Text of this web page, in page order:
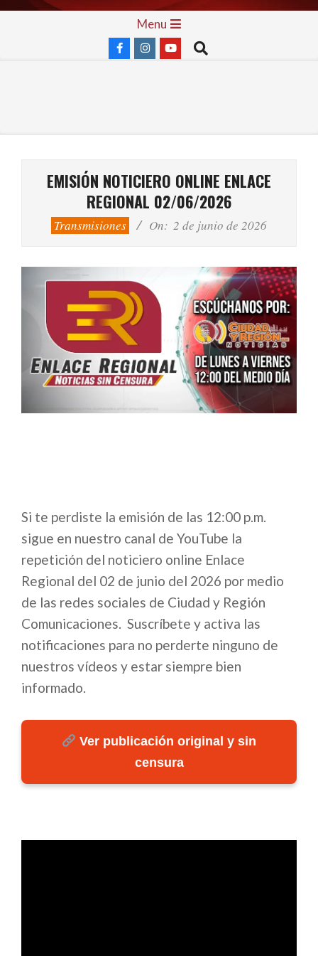
Skip
Menu
Search
EMISIÓN NOTICIERO ONLINE ENLACE
REGIONAL 02/06/2026
Transmisiones On: 2 de junio de 2026
Si te perdiste la emisión de las 12:00 p.m.
sigue en nuestro canal de YouTube la
repetición del noticiero online Enlace
Regional del 02 de junio del 2026 por medio
de las redes sociales de Ciudad y Región
Comunicaciones. Suscríbete y activa las
notificaciones para no perderte ninguno de
nuestros vídeos y estar siempre bien
informado.
Ver publicación original y sin
censura